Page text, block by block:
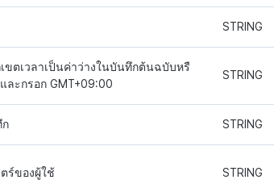
STRING
ขตเวลาเป็นค่าว่างในบันทึกต้นฉบับหรื
ละกรอก GMT+09:00
STRING
ก STRING
ร์ของผู้ใช้ STRING